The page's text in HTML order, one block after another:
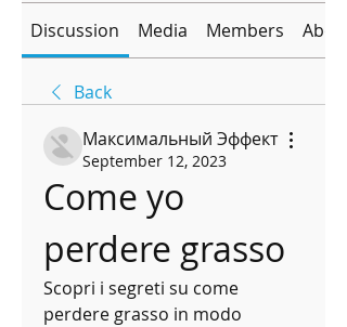
Discussion Media Members About
Back
Максимальный Эффект
September 12, 2023
Come yo
perdere grasso
Scopri i segreti su come
perdere grasso in modo